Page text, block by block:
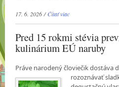
17. 6. 2026 /Čítať viac
Pred 15 rokmi stévia
kulinárium EÚ naruby
Práve narodený človiečik dostáva
rozoznávať